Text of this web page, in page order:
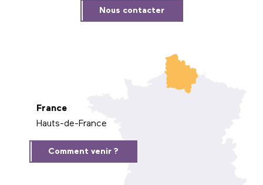
Nous contacter
France
Hauts-de-France
Comment venir ?